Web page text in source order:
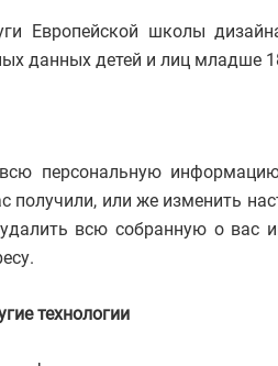
Европейской школы
данных детей и лиц младше
персональную
или же изменить
всю собранную о вас
технологии